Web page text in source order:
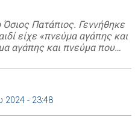
ΑΓΙΩΝ
Πατάπιος. Γεννήθηκε
είχε «πνεύμα αγάπης και
αγάπης και πνεύμα που
ηθική παρεκτροπή,
συγχρόνως
του. Και αυτό το
[…]
2024 - 23:48